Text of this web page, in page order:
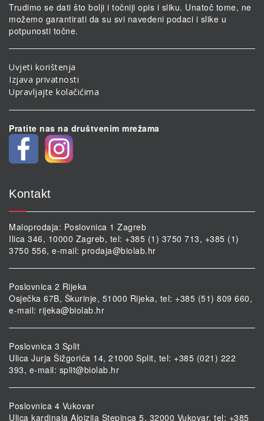
Trudimo se dati što bolji i točniji opis i sliku. Unatoč tome, ne
možemo garantirati da su svi navedeni podaci i slike u
potpunosti točne.
Uvjeti korištenja
Izjava privatnosti
Upravljajte kolačićima
Pratite nas na društvenim mrežama
Kontakt
Maloprodaja: Poslovnica 1 Zagreb
Ilica 346, 10000 Zagreb, tel: +385 (1) 3750 713, +385 (1)
3750 556, e-mail: prodaja@biolab.hr
Poslovnica 2 Rijeka
Osječka 67B, Škurinje, 51000 Rijeka, tel: +385 (51) 809 660,
e-mail: rijeka@biolab.hr
Poslovnica 3 Split
Ulica Jurja Šižgorića 14, 21000 Split, tel: +385 (021) 222
393, e-mail: split@biolab.hr
Poslovnica 4 Vukovar
Ulica kardinala Alojzija Stepinca 5, 32000 Vukovar, tel: +385